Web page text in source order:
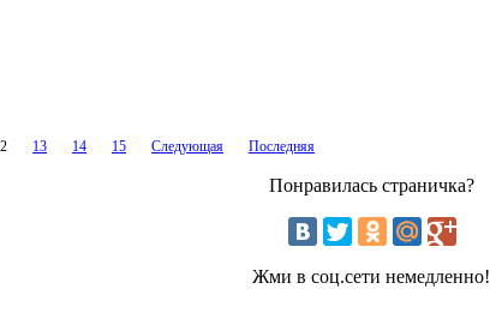
13 14 15 Следующая Последняя
Понравилась страничка?
Жми в соц.сети немедленно!